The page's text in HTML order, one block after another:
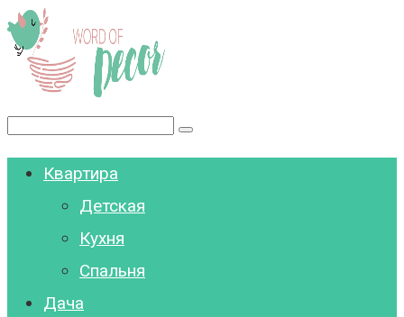
Перейти
к
контенту
Поиск:
Квартира
Детская
Кухня
Спальня
Дача